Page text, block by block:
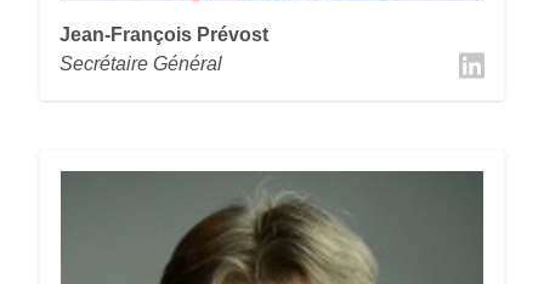
Jean-François Prévost
Secrétaire Général